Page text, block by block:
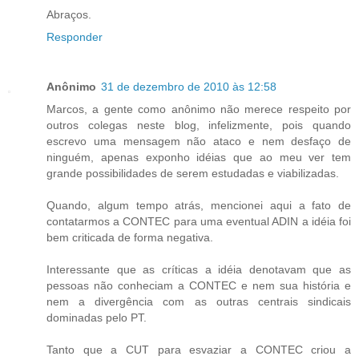
Abraços.
Responder
Anônimo 31 de dezembro de 2010 às 12:58
Marcos, a gente como anônimo não merece respeito por
outros colegas neste blog, infelizmente, pois quando
escrevo uma mensagem não ataco e nem desfaço de
ninguém, apenas exponho idéias que ao meu ver tem
grande possibilidades de serem estudadas e viabilizadas.
Quando, algum tempo atrás, mencionei aqui a fato de
contatarmos a CONTEC para uma eventual ADIN a idéia foi
bem criticada de forma negativa.
Interessante que as críticas a idéia denotavam que as
pessoas não conheciam a CONTEC e nem sua história e
nem a divergência com as outras centrais sindicais
dominadas pelo PT.
Tanto que a CUT para esvaziar a CONTEC criou a